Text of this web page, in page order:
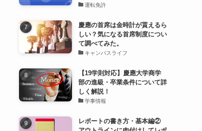
運転免許
慶應の首席は金時計が貰えるら
しい？気になる首席制度につい
て調べてみた。
キャンパスライフ
【19学則対応】慶應大学商学
部の進級・卒業条件について詳
しく解説！
学事情報
レポートの書き方・基本編②